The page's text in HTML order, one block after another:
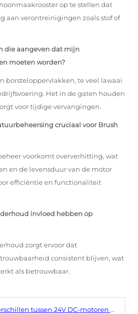
op te stellen dat
aan verontreinigingen zoals stof of
die aangeven dat mijn
moeten worden?
borsteloppervlakken, te veel lawaai
Het in de gaten houden
voor tijdige vervangingen.
cruciaal voor Brush
voorkomt oververhitting, wat
en de levensduur van de motor
efficiëntie en functionaliteit
invloed hebben op
zorgt ervoor dat
consistent blijven, wat
als betrouwbaar.
tussen 24V DC-motoren en 24V AC-motoren?